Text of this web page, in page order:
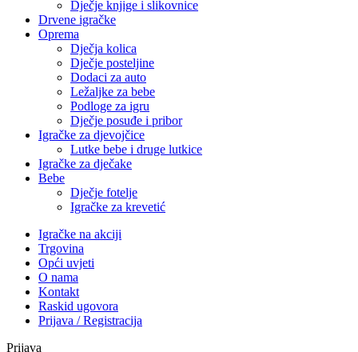
Dječje knjige i slikovnice
Drvene igračke
Oprema
Dječja kolica
Dječje posteljine
Dodaci za auto
Ležaljke za bebe
Podloge za igru
Dječje posuđe i pribor
Igračke za djevojčice
Lutke bebe i druge lutkice
Igračke za dječake
Bebe
Dječje fotelje
Igračke za krevetić
Igračke na akciji
Trgovina
Opći uvjeti
O nama
Kontakt
Raskid ugovora
Prijava / Registracija
Prijava